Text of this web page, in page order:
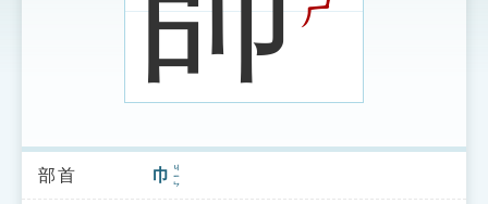
索引選單
ㄕ
部首 巾 ㄐㄧㄣ